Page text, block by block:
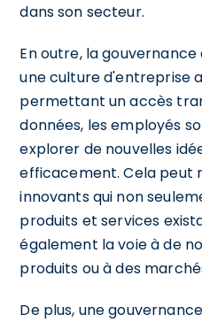
dans son secteur.
En outre, la
une culture d'entreprise
permettant un accès
données, les employés
explorer de nouvelles
efficacement. Cela peut
innovants qui non
produits et services
également la voie à de
produits ou à des
De plus, une